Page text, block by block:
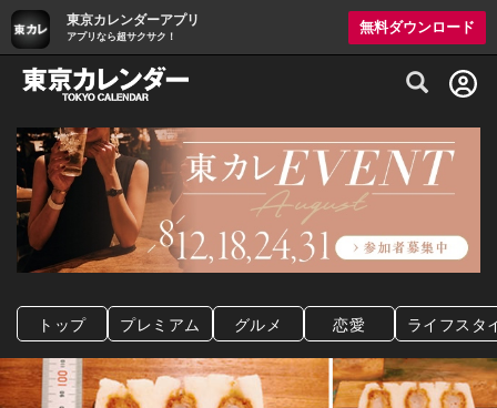
東京カレンダーアプリ
アプリなら超サクサク！
無料ダウンロード
グルメ情報・プレミアムレストラン予約
トップ プレミアム グルメ 恋愛 ライフスタ